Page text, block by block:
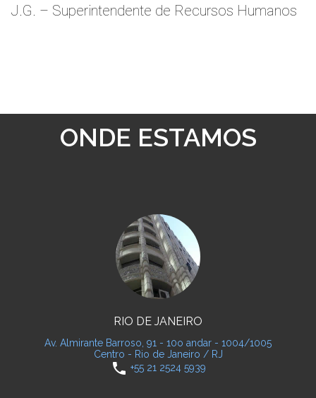
J.G. – Superintendente de Recursos Humanos
ONDE ESTAMOS
RIO DE JANEIRO
Av. Almirante Barroso, 91 - 10o andar - 1004/1005
Centro - Rio de Janeiro / RJ
phone +55 21 2524 5939